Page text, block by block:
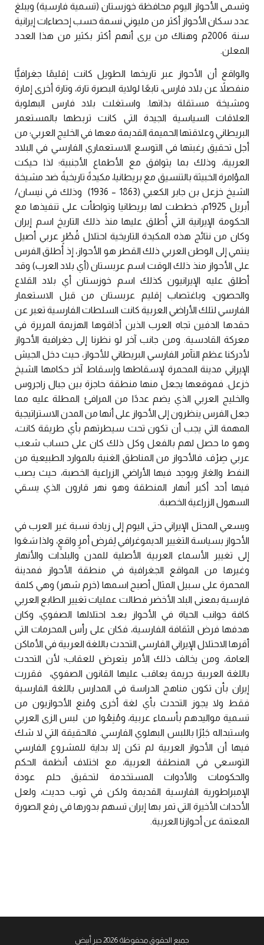
وتسمى الأحواز اليوم محافظة خوزستان (تسمية فارسية) ويبلغ
عدد سكان الأحواز أكثر من مليوني نسمة حسب إحصاءات إيرانية
سنة 2006م وهناك من يرى أنهم أكثر بكثير من هذا العدد
المعلن.
والواقع أن الأحواز عبر تاريخها الطويل كانت إقليمًا جغرافيًّا
منفصلاً عن بلاد فارس، تابعًا لولاية البصرة تارة، وتارة أخرى إمارة
ومشيخة مستقلة بذاتها. واستغلت بلاد فارس البهلوية
العلاقات السياسية الجيدة التي كانت تربطها بالمستعمر
البريطاني وعلاقتها الحميمة القديمة معها في الخليج العربي؛ من
أجل تحقيق رغبتها في التوسع الاستعماري الفارسي في البلاد
العربية، وذلك بما يتوافق مع الأطماع الأجنبية؛ لذا حيكت
المؤامرة الخبيثة بالتنسيق مع بريطانيا، مكيدةً تاريخيةً ضد مشيخة
الشيخ خزعل بن جابر الكعبي (1863 – 1936) وذلك في نيسان/
أبريل 1925م، خططت لها بريطانيا وتواطأت على تنفيذها مع
الحكومة الإيرانية التي أُطلق عليها منذ ذلك التاريخ اسم إيران
وكان من نتائج هذه المكيدة التاريخية احتلال قُطْرٍ عربي أصيل
ينتمي إلى الوطن العربي ذلك القطر هو الأحواز، إذ أطلق الفرس
على الأحواز منذ ذلك الوقت اسم عربستان (أي بلاد العرب) وقد
أطلق عليه الإيرانيون كذلك اسم خوزستان أي بلاد القلاع
والحصون، وباغتصاب إقليم عربستان من قبل الاستعمار
الفارسي لتلك الأراضي العربية كانت السلطات الفارسية تعبر عن
حقدها الدفين تجاه العرب الذين أذاقوها الهزيمة المريرة في
معركة القادسية. ومن جانب آخر لو نظرنا إلى جغرافية الأحواز
لأدركنا عظم التآمر الفارسي البريطاني للأحواز، حيث دخل الجيش
الإيراني مدينة المحمرة لإسقاطها وإسقاط آخر حكامها الشيخ
خزعل. فموقعها يجعل منها منطقة حاجزة بين جبال زاجروس
والخليج العربي الذي يضم عددًا من المرافئ المطلة عليه مما
جعل الفرس ينظرون إلى الأحواز على أنها من المدن الاستراتيجية
المهمة التي يجب أن تكون تحت سيطرتهم بأي طريقة كانت،
وهو ما حصل لهم بالفعل وكل ذلك كان على حساب شعب
عربي صِرْف. فالأحواز من المناطق الغنية بالموارد الطبيعية من
النفط والغاز ويوجد فيها الأراضي الزراعية الخصبة، حيث يصب
فيها أحد أكبر أنهار المنطقة وهو نهر قارون الذي يسقي
السهول الزراعية الخصبة.
ويسعي المحتل الإيراني حتى اليوم إلى زيادة نسبة غير العرب في
الأحواز بسياسة التغيير الديموغرافي لِفرض أمرٍ واقعٍ، ولذا سَعَوا
إلى تغيير الأسماء العربية الأصلية للمدن والبلدات والأنهار
وغيرها من المواقع الجغرافية في منطقة الأحواز فمدينة
المحمرة على سبيل المثال أصبح اسمها (خرم شهر) وهي كلمة
فارسية بمعنى البلد الأخضر فطالت عمليات تغيير الطابع العربي
كافة جوانب الحياة في الأحواز بعـد احتلالها الصفوي، وكان
هدفها فرض الثقافة الفارسية، فكان على رأس المحرمات التي
أقرها الاحتلال الإيراني الفارسي التحدث باللغة العربية في الأماكن
العامة، ومن يخالف ذلك الأمر يتعرض للعقاب؛ لأن التحدث
باللغة العربية جريمة يعاقب عليها القانون الصفوي، فقررت
إيران بأن تكون مناهج الدراسة في المدارس باللغة الفارسية
فقط ولا يجوز التحدث بأي لغة أخرى ومُنع الأحوازيون من
تسمية مواليدهم بأسماء عربية، ومُنِعُوا من لبس الزى العربي
واستبداله جَبْرًا باللبس البهلوي الفارسي. فالحقيقة التي لا شك
فيها أن الأحواز العربية لم تكن إلا بداية للمشروع الفارسي
التوسعي في المنطقة العربية، مع اختلاف أنظمة الحكم
والحكومات والأدوات المستخدمة لتحقيق حلم عودة
الإمبراطورية الفارسية القديمة ولكن في ثوب حديث، ولعل
الأحداث الأخيرة التي تمر بها إيران تسهم بدورها في رفع الصورة
المعتمة عن أحوازنا العربية.
جميع الحقوق محفوظة 2026 حبر أبيض